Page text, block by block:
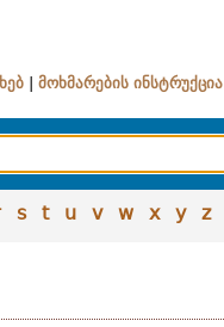
მოხმარების ინსტრუქცია
s t u v w x y z